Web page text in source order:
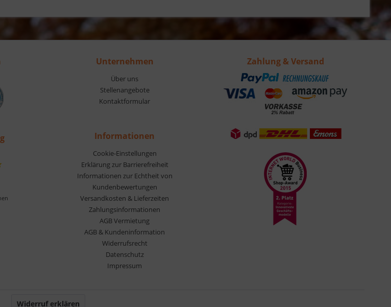
Unternehmen
Über uns
Stellenangebote
Kontaktformular
Informationen
Cookie-Einstellungen
Erklärung zur Barrierefreiheit
Informationen zur Echtheit von
Kundenbewertungen
Versandkosten & Lieferzeiten
Zahlungsinformationen
AGB Vermietung
AGB & Kundeninformation
Widerrufsrecht
Datenschutz
Impressum
Zahlung & Versand
Widerruf erklären